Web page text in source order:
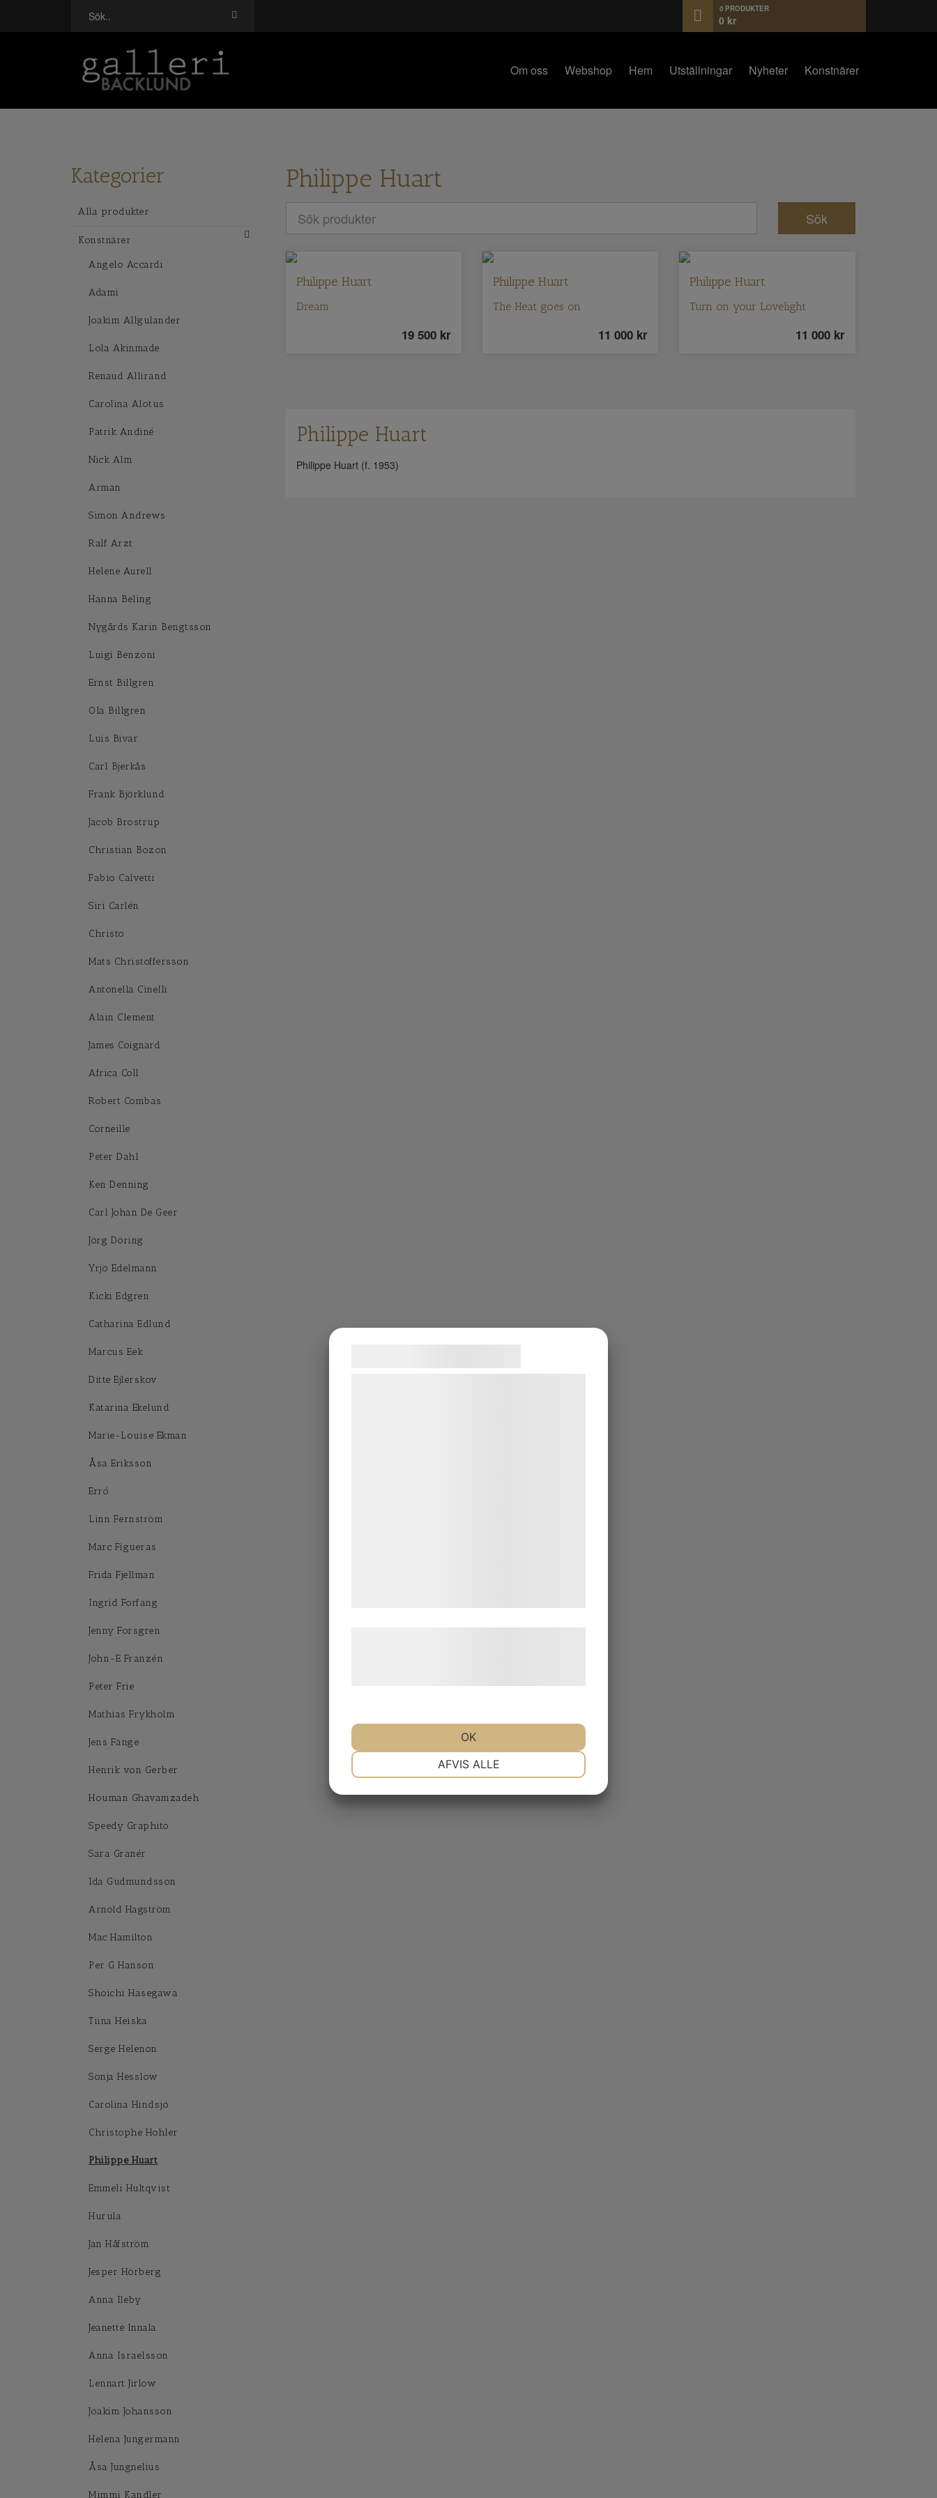
0 PRODUKTER
0 kr
Om oss Webshop Hem Utställningar Nyheter Konstnärer
Kategorier
Alla produkter
Konstnärer
Angelo Accardi
Adami
Joakim Allgulander
Lola Akinmade
Renaud Allirand
Carolina Alotus
Patrik Andiné
Nick Alm
Arman
Simon Andrews
Ralf Arzt
Helene Aurell
Hanna Beling
Nygårds Karin Bengtsson
Luigi Benzoni
Ernst Billgren
Ola Billgren
Luis Bivar
Carl Bjerkås
Frank Björklund
Jacob Brostrup
Christian Bozon
Fabio Calvetti
Siri Carlén
Christo
Mats Christoffersson
Antonella Cinelli
Alain Clement
James Coignard
Africa Coll
Robert Combas
Corneille
Peter Dahl
Ken Denning
Carl Johan De Geer
Jörg Döring
Yrjö Edelmann
Kicki Edgren
Catharina Edlund
Marcus Eek
Ditte Ejlerskov
Katarina Ekelund
Marie-Louise Ekman
Åsa Eriksson
Erró
Linn Fernström
Marc Figueras
Frida Fjellman
Ingrid Forfang
Jenny Forsgren
John-E Franzén
Peter Frie
Mathias Frykholm
Jens Fänge
Henrik von Gerber
Houman Ghavamzadeh
Speedy Graphito
Sara Granér
Ida Gudmundsson
Arnold Hagström
Mac Hamilton
Per G Hanson
Shoichi Hasegawa
Tiina Heiska
Serge Helenon
Sonja Hesslow
Carolina Hindsjö
Christophe Hohler
Philippe Huart
Emmeli Hultqvist
Hurula
Jan Håfström
Jesper Hörberg
Anna Ileby
Jeanette Innala
Anna Israelsson
Lennart Jirlow
Joakim Johansson
Helena Jungermann
Åsa Jungnelius
Mimmi Kandler
Philippe Huart
Philippe Huart
Dream
19 500kr
Philippe Huart
The Heat goes on
11 000 kr
Philippe Huart
Turn on your Lovelight
11 000kr
Philippe Huart
Philippe Huart (f. 1953)
AFVIS ALLE
OK